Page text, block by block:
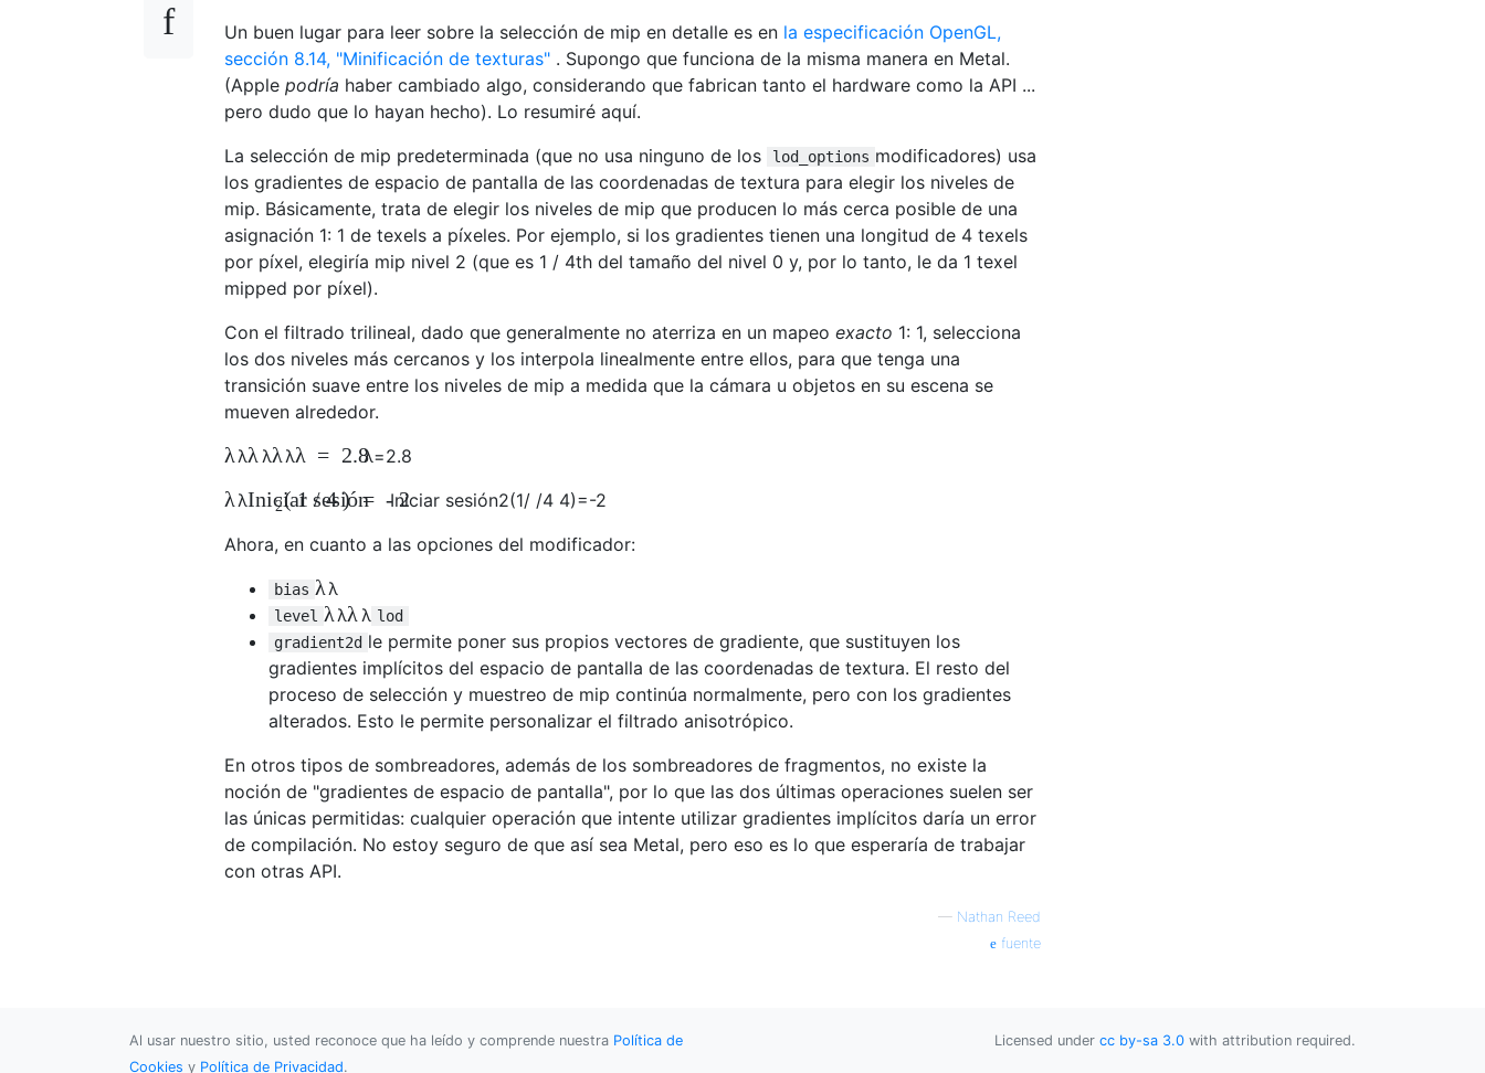
Un buen lugar para leer sobre la selección de mip en detalle es en la especificación OpenGL,
sección 8.14, "Minificación de texturas" . Supongo que funciona de la misma manera en Metal.
(Apple podría haber cambiado algo, considerando que fabrican tanto el hardware como la API ...
pero dudo que lo hayan hecho). Lo resumiré aquí.
La selección de mip predeterminada (que no usa ninguno de los
lod_options modificadores) usa
los gradientes de espacio de pantalla de las coordenadas de textura para elegir los niveles de
mip. Básicamente, trata de elegir los niveles de mip que producen lo más cerca posible de una
asignación 1: 1 de texels a píxeles. Por ejemplo, si los gradientes tienen una longitud de 4 texels
por píxel, elegiría mip nivel 2 (que es 1 / 4th del tamaño del nivel 0 y, por lo tanto, le da 1 texel
mipped por píxel).
Con el filtrado trilineal, dado que generalmente no aterriza en un mapeo exacto 1: 1, selecciona
los dos niveles más cercanos y los interpola linealmente entre ellos, para que tenga una
transición suave entre los niveles de mip a medida que la cámara u objetos en su escena se
mueven alrededor.
λ λλ λλ λλ = 2.8λ=2.8
λ λIniciar sesión
2(1/4) = -2
Iniciar sesión2(1/ /4 4)=-2
Ahora, en cuanto a las opciones del modificador:
bias λ λ
level λ λλ λ lod
gradient2d le permite poner sus propios vectores de gradiente, que sustituyen los
gradientes implícitos del espacio de pantalla de las coordenadas de textura. El resto del
proceso de selección y muestreo de mip continúa normalmente, pero con los gradientes
alterados. Esto le permite personalizar el filtrado anisotrópico.
En otros tipos de sombreadores, además de los sombreadores de fragmentos, no existe la
noción de "gradientes de espacio de pantalla", por lo que las dos últimas operaciones suelen ser
las únicas permitidas: cualquier operación que intente utilizar gradientes implícitos daría un error
de compilación. No estoy seguro de que así sea Metal, pero eso es lo que esperaría de trabajar
con otras API.
— Nathan Reed
fuente
Al usar nuestro sitio, usted reconoce que ha leído y comprende nuestra Política de
Cookies y Política de Privacidad.
Licensed under cc by-sa 3.0 with attribution required.